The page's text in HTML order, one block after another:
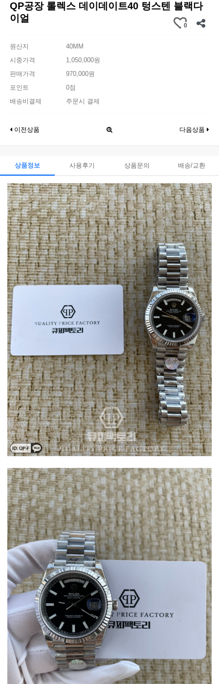
QP공장 롤렉스 데이데이트40 텅스텐 블랙다
이얼
0
원산지
40MM
시중가격
1,050,000원
판매가격
970,000원
포인트
0점
배송비결제
주문시 결제
이전상품 다음상품
상품정보 사용후기 상품문의 배송/교환